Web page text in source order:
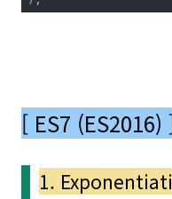
[ ES7 (ES2016)
1.